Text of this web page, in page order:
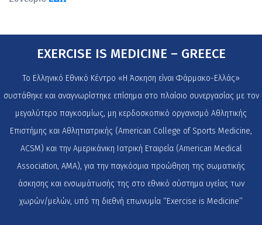
EXERCISE IS MEDICINE – GREECE
Το Ελληνικό Εθνικό Κέντρο «Η Άσκηση είναι Φάρμακο-Ελλάς»
συστάθηκε και αναγνωρίστηκε επίσημα στο πλαίσιο συνεργασίας με τον
μεγαλύτερο παγκοσμίως, μη κερδοσκοπικό οργανισμό Αθλητικής
Επιστήμης και Αθλητιατρικής (American College of Sports Medicine,
ACSM) και την Αμερικάνικη Ιατρική Εταιρεία (American Medical
Association, AMA), για την παγκόσμια προώθηση της σωματικής
άσκησης και ενσωμάτωσής της στο εθνικό σύστημα υγείας των
χωρών/μελών, υπό τη διεθνή επωνυμία ‘‘Exercise is Medicine’’